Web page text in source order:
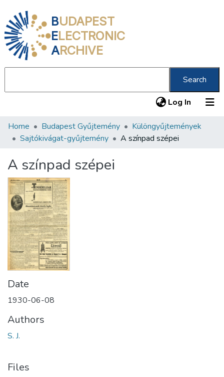
BUDAPEST
ELECTRONIC
ARCHIVE
Search
Log In (current)
Communities & Collections
Statistics
About us
Home Budapest Gyűjtemény
Különgyűjtemények
Sajtókivágat-gyűjtemény
A színpad szépei
A színpad szépei
Date
1930-06-08
Authors
S. J.
Files